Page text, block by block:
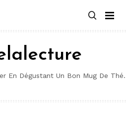
En Dégustant Un Bon Mug De Thé.